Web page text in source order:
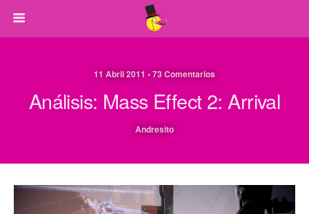
11 Abril 2011 • 73 Comentarios
Análisis: Mass Effect 2: Arrival
Andresito